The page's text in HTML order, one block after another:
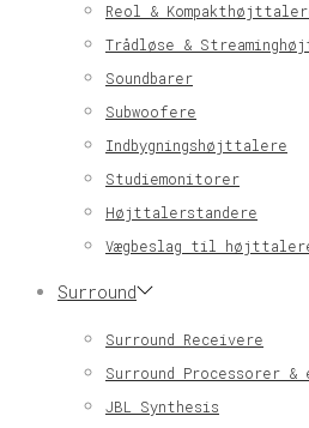
Reol &
Trådløse &
Soundbarer
Subwoofere
Indbygningshøjttalere
Studiemonitorer
Højttalerstandere
Vægbeslag til
Surround
Surround Receivere
Surround Processorer
JBL Synthesis